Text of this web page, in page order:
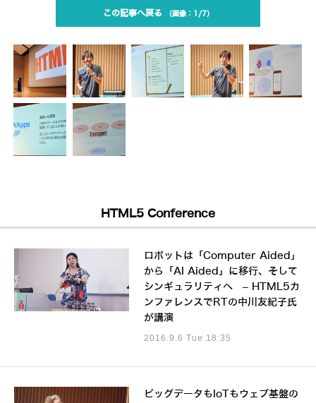
この記事へ戻る 1/7
HTML5 Conference
ロボットは「Computer Aided」
から「AI Aided」に移行、そして
シンギュラリティへ – HTML5カ
ンファレンスでRTの中川友紀子氏
が講演
2016.9.6 Tue 18:35
ビッグデータもIoTもウェブ基盤の